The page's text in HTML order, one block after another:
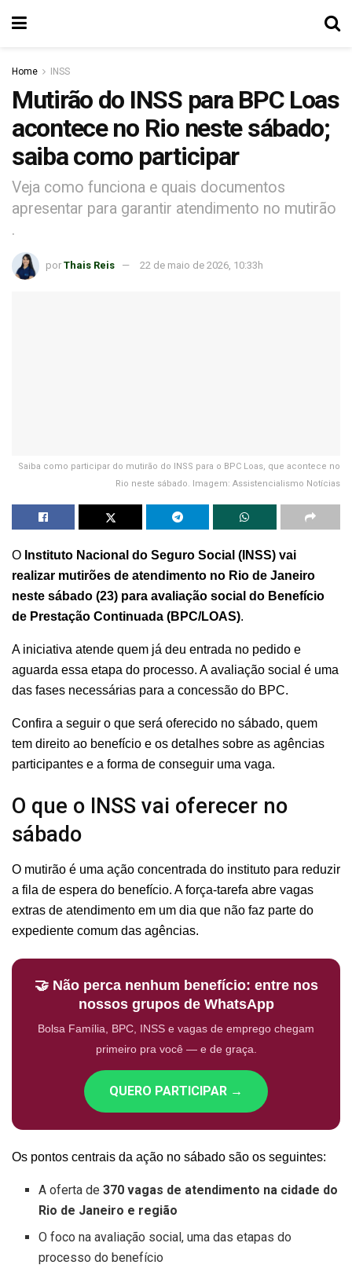
Home INSS
Mutirão do INSS para BPC Loas
acontece no Rio neste sábado;
saiba como participar
Veja como funciona e quais documentos
apresentar para garantir atendimento no mutirão
.
por Thais Reis 22 de maio de 2026, 10:33h
Saiba como participar do mutirão do INSS para o BPC Loas, que acontece no
Rio neste sábado. Imagem: Assistencialismo Notícias
O Instituto Nacional do Seguro Social (INSS) vai
realizar mutirões de atendimento no Rio de Janeiro
neste sábado (23) para avaliação social do Benefício
de Prestação Continuada (BPC/LOAS).
A iniciativa atende quem já deu entrada no pedido e
aguarda essa etapa do processo. A avaliação social é uma
das fases necessárias para a concessão do BPC.
Confira a seguir o que será oferecido no sábado, quem
tem direito ao benefício e os detalhes sobre as agências
participantes e a forma de conseguir uma vaga.
O que o INSS vai oferecer no
sábado
O mutirão é uma ação concentrada do instituto para reduzir
a fila de espera do benefício. A força-tarefa abre vagas
extras de atendimento em um dia que não faz parte do
expediente comum das agências.
🤝 Não perca nenhum benefício: entre nos
nossos grupos de WhatsApp
Bolsa Família, BPC, INSS e vagas de emprego chegam
primeiro pra você — e de graça.
QUERO PARTICIPAR →
Os pontos centrais da ação no sábado são os seguintes:
A oferta de370 vagas de atendimento na cidade do
Rio de Janeiro e região
O foco na avaliação social, uma das etapas do
processo do benefício